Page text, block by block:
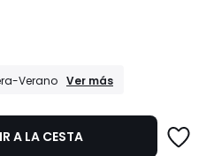
Verano REBAJAS
Ver más
A LA CESTA